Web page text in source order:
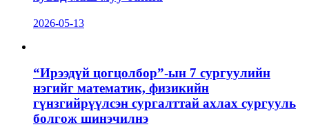
2026-05-13
“Ирээдүй цогцолбор”-ын 7 сургуулийн
нэгийг математик, физикийн
гүнзгийрүүлсэн сургалттай ахлах сургууль
болгож шинэчилнэ